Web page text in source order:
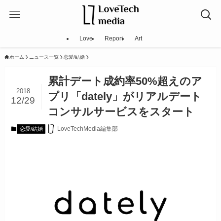
Love Report Art
ホーム ニュース一覧 恋愛/結婚
累計デート成約率50%超えのア
プリ「dately」がリアルデート
コンサルサービスをスタート
2018
12/29
恋愛/結婚 LoveTechMedia編集部